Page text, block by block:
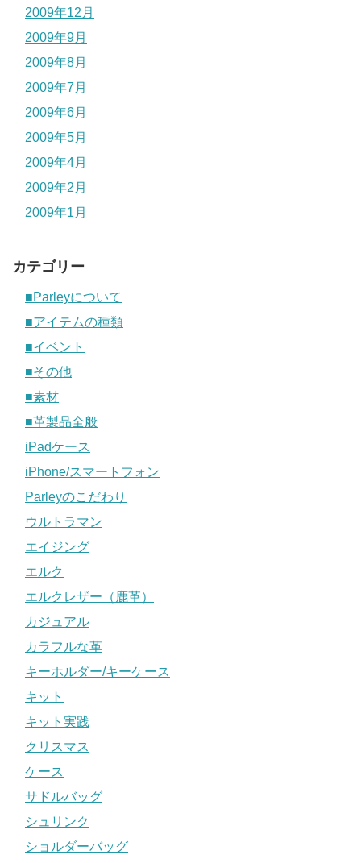
2009年12月
2009年9月
2009年8月
2009年7月
2009年6月
2009年5月
2009年4月
2009年2月
2009年1月
カテゴリー
■Parleyについて
■アイテムの種類
■イベント
■その他
■素材
■革製品全般
iPadケース
iPhone/スマートフォン
Parleyのこだわり
ウルトラマン
エイジング
エルク
エルクレザー（鹿革）
カジュアル
カラフルな革
キーホルダー/キーケース
キット
キット実践
クリスマス
ケース
サドルバッグ
シュリンク
ショルダーバッグ